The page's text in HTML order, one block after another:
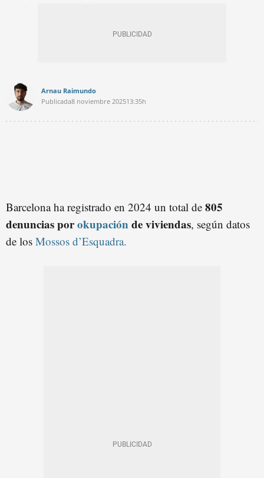
Arnau Raimundo
Publicada8 noviembre 202513:35h
Barcelona ha registrado en 2024 un total de 805
denuncias porokupación de viviendas, según datos
de los Mossos d’Esquadra.